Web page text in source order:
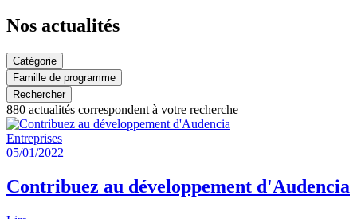
Nos actualités
Catégorie
Famille de programme
Rechercher
880 actualités correspondent à votre recherche
Entreprises
05/01/2022
Contribuez au développement d'Audencia